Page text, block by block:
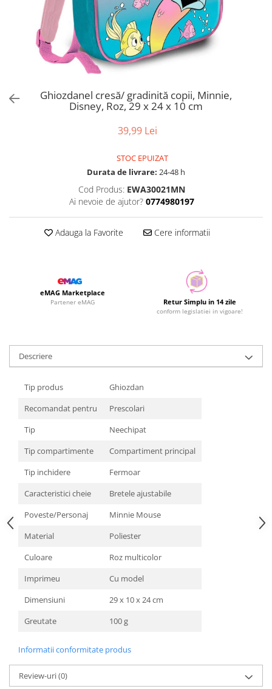
Ghiozdanel cresă/ gradinită copii, Minnie,
Disney, Roz, 29 x 24 x 10 cm
39,99 Lei
STOC EPUIZAT
Durata de livrare: 24-48 h
Cod Produs: EWA30021MN
Ai nevoie de ajutor? 0774980197
Adauga la Favorite Cere informatii
eMAG Marketplace
Partener eMAG Retur Simplu in 14 zile
conform legislatiei in vigoare!
Descriere
Tip produs
Ghiozdan
Recomandat pentru
Prescolari
Tip
Neechipat
Tip compartimente
Compartiment principal
Tip inchidere
Fermoar
Caracteristici cheie
Bretele ajustabile
Poveste/Personaj
Minnie Mouse
Material
Poliester
Culoare
Roz multicolor
Imprimeu
Cu model
Dimensiuni
29 x 10 x 24 cm
Greutate
100 g
Informatii conformitate produs
Review-uri(0)